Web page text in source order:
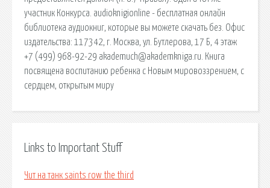
участник Конкурса. audioknigionline - бесплатная онлайн
библиотека аудиокниг, которые вы можете скачать без. Офис
издательства: 117342, г. Москва, ул. Бутлерова, 17 Б, 4 этаж
+7 (499) 968-92-29 akademuch@akademkniga.ru. Книга
посвящена воспитанию ребенка с Новым мировоззрением, с
сердцем, открытым миру
Links to Important Stuff
Чит на танк saints row the third